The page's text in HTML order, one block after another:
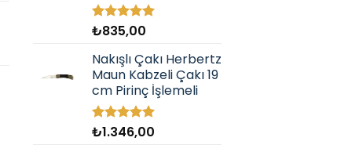
5 üzerinden
aldı
₺835,00
Nakışlı Çakı Herbertz
Maun Kabzeli Çakı 19
cm Pirinç İşlemeli
5 üzerinden
₺1.346,00